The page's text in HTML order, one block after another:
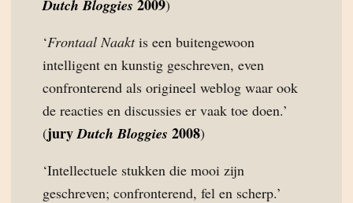
Dutch Bloggies 2009)
‘Frontaal Naaktis een buitengewoon
intelligent en kunstig geschreven, even
confronterend als origineel weblog waar ook
de reacties en discussies er vaak toe doen.’
(juryDutch Bloggies 2008)
‘Intellectuele stukken die mooi zijn
geschreven; confronterend, fel en scherp.’